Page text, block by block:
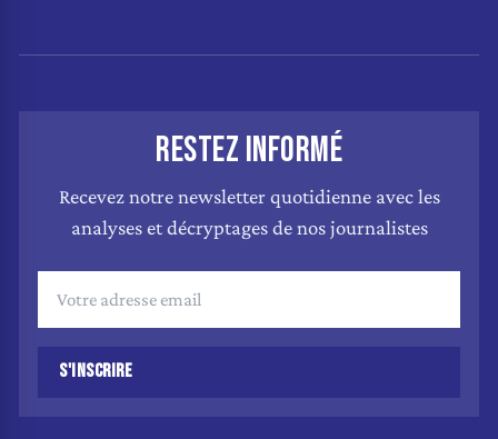
RESTEZ INFORMÉ
Recevez notre newsletter quotidienne avec les
analyses et décryptages de nos journalistes
S'INSCRIRE